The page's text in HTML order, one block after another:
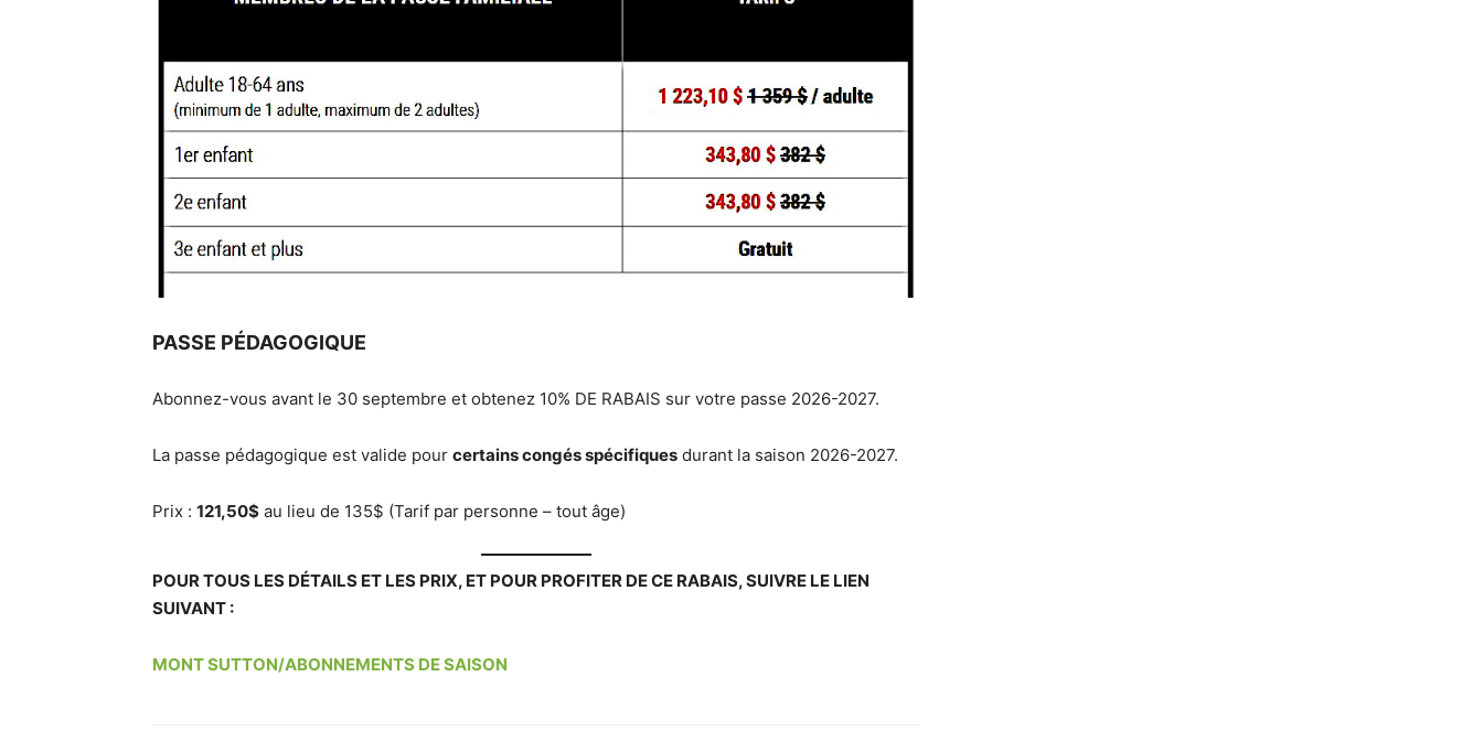
PASSE PÉDAGOGIQUE
Abonnez-vous avant le 30 septembre et obtenez 10% DE RABAIS sur votre passe 2026-2027.
La passe pédagogique est valide pour certains congés spécifiques durant la saison 2026-2027.
Prix : 121,50$ au lieu de 135$ (Tarif par personne – tout âge)
POUR TOUS LES DÉTAILS ET LES PRIX, ET POUR PROFITER DE CE RABAIS, SUIVRE LE LIEN
SUIVANT :
MONT SUTTON/ABONNEMENTS DE SAISON